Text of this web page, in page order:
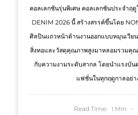
คอลเลกชันรุ่นพิเศษ คอลเลกชันประจำฤ
DENIM 2026 นี้ สร้างสรรค์ขึ้นโดย
ศิลปินแถวหน้าด้านงานออกแบบหมุนเวียน
สิ่งทอและวัสดุคุณภาพสูงมาหลอมรวมคุณ
กับความงามระดับสากล โดยนำแรงบั
แฟชั่นในทุกฤดูกาลอย่า
Read Time: 1 Min